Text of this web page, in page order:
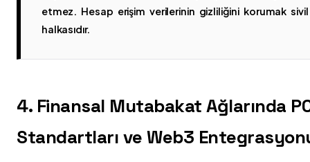
etmez. Hesap erişim verilerinin gizliliğini korumak
halkasıdır.
4. Finansal Mutabakat Ağlarında
Standartları ve Web3